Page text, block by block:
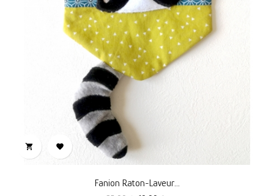
 
Fanion Raton-Laveur...